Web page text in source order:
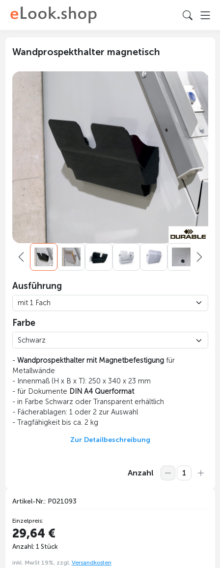
Wandprospekthalter magnetisch
Ausführung
Farbe
- Wandprospekthalter mit Magnetbefestigungfür
Metallwände
- Innenmaß (H x B x T): 250 x 340 x 23 mm
- für Dokumente DIN A4 Querformat
- in Farbe Schwarz oder Transparent erhältlich
- Fächerablagen: 1 oder 2 zur Auswahl
- Tragfähigkeit bis ca. 2 kg
Zur Detailbeschreibung
Anzahl
Artikel-Nr.: P021093
Einzelpreis:
29,64 €
Anzahl: 1 Stück
inkl. MwSt 19%, zzgl. Versandkosten